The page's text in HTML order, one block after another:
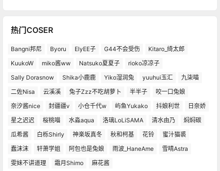
热门COSER
Bangni邦尼 Byoru ElyEE子 G44不会受伤
Kitaro_绮太郎
KuukoW
miko酱ww Natsuko夏夏子
rioko凉凉子
Sally Dorasnow
Shika小鹿鹿 Yiko湿润兔 yuuhui玉汇
九柒喵
二佐Nisa
云溪溪 兔子Zzz不吃胡萝卜 半半子
咬一口兔娘
奈汐酱nice
封疆疆v 小仓千代w 屿鱼Yukako 抖娘利世
日奈娇
星之迟迟
桜桃喵 水淼aqua 洛璃LoLiSAMA 清水由乃
焖焖碳
瓜希酱
白栎Shirly 神楽坂真冬 秋和柯基 花铃
蜜汁猫裘
蠢沫沫
轩萧学姐 阿包也是兔娘 雨波_HaneAme
雪晴Astra
雯妹不讲道理
霜月Shimo 麻花酱